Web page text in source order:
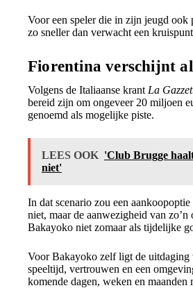
Voor een speler die in zijn jeugd ook
zo sneller dan verwacht een
Fiorentina verschijnt
Volgens de Italiaanse krant La
bereid zijn om ongeveer 20 miljoen
genoemd als mogelijke piste.
LEES OOK 'Club Brugge
niet'
In dat scenario zou een
niet, maar de aanwezigheid van
Bakayoko niet zomaar als tijdelijke
Voor Bakayoko zelf ligt de uitdaging
speeltijd, vertrouwen en een
komende dagen, weken en